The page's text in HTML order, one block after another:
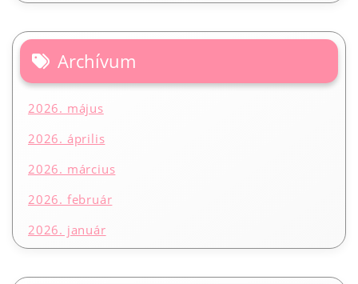
Archívum
2026. május
2026. április
2026. március
2026. február
2026. január